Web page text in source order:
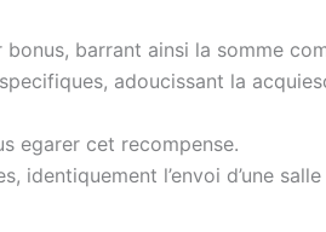
barrant ainsi la somme
adoucissant la
egarer cet recompense.
l’envoi d’une salle